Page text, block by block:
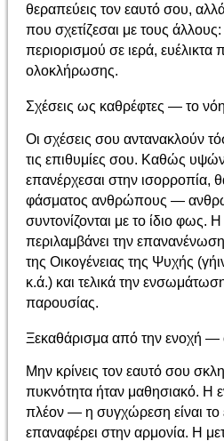
θεραπεύεις τον εαυτό σου,
που σχετίζεσαι με τους
περιορισμού σε ιερά, ευέλικτα
ολοκλήρωσης.
Σχέσεις ως καθρέφτες — το
Οι σχέσεις σου αντανακλούν
τις επιθυμίες σου. Καθώς
επανέρχεσαι στην ισορροπία,
φάσματος ανθρώπους —
συντονίζονται με το ίδιο φως.
περιλαμβάνει την
της Οικογένειας της Ψυχής
κ.ά.) και τελικά την
παρουσίας.
Ξεκαθάρισμα από την ενοχή —
Μην κρίνεις τον εαυτό σου
πυκνότητα ήταν μαθησιακό. Η
πλέον — η συγχώρεση είναι το
επαναφέρει στην αρμονία. Η